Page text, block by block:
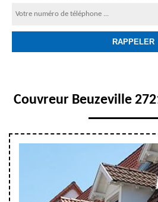
Couvreur Beuzeville